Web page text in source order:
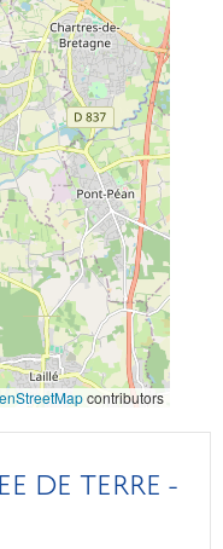
contributors
DE TERRE -